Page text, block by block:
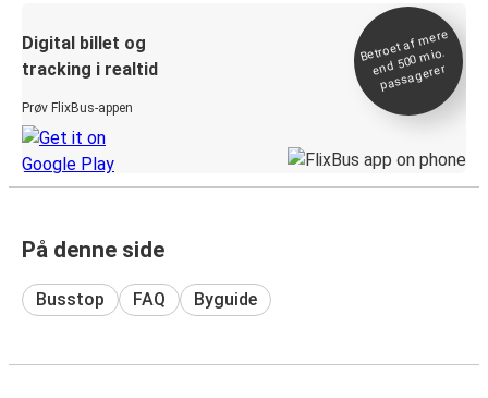
Digital billet og
tracking i realtid
Prøv FlixBus-appen
Betroet af
mere
end 500
mio.
passagerer
På denne side
Busstop FAQ Byguide